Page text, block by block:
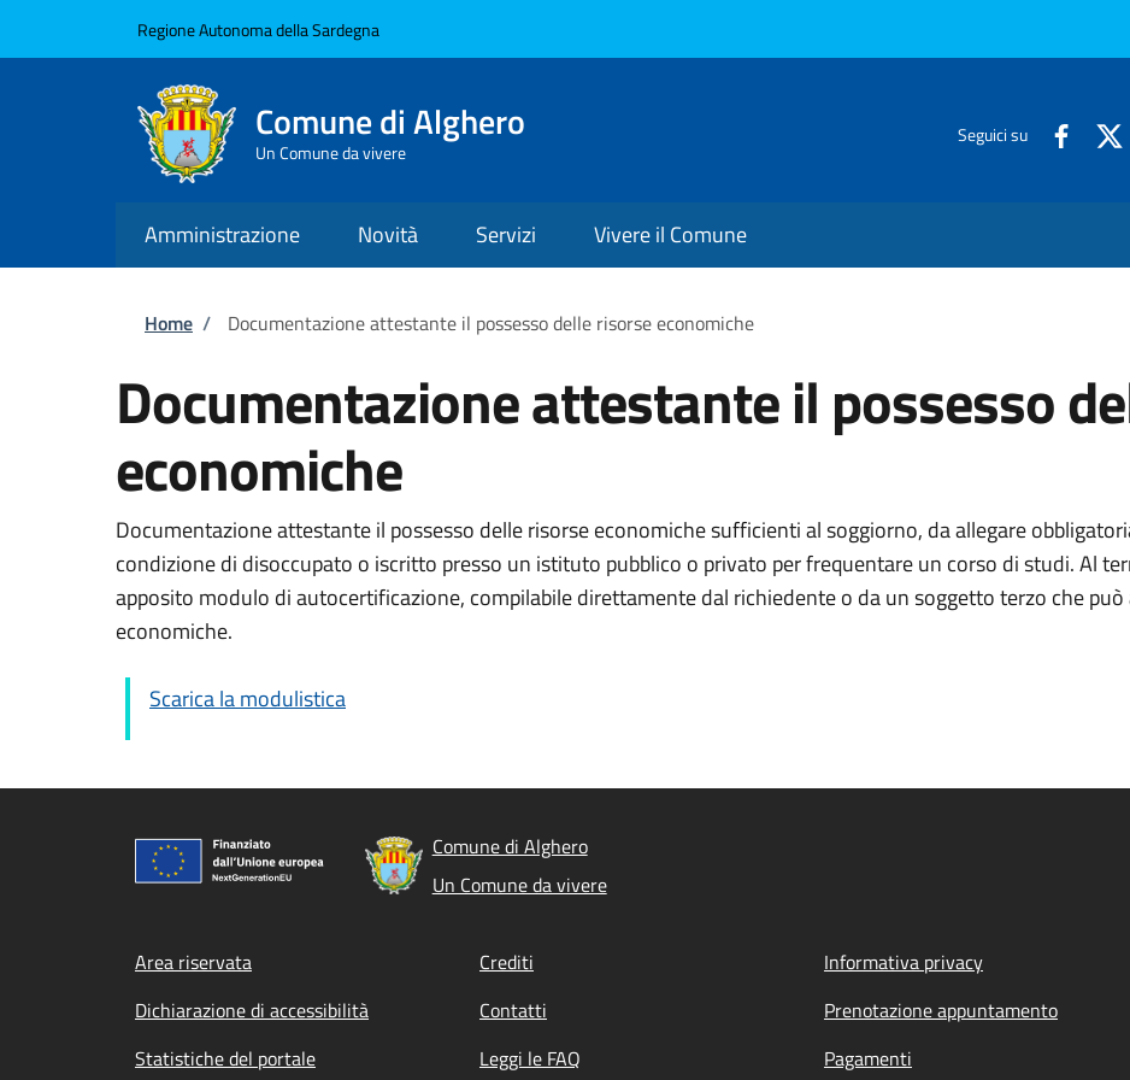
Regione Autonoma della Sardegna
Comune di Alghero
Un Comune da vivere
Seguici su
Amministrazione Novità Servizi Vivere il Comune
Briciole di pane
Home / Documentazione attestante il possesso delle risorse economiche
Documentazione attestante il possesso
economiche
Documentazione attestante il possesso delle risorse economiche sufficienti al soggiorno, da allegare
condizione di disoccupato o iscritto presso un istituto pubblico o privato per frequentare un corso di studi. Al
apposito modulo di autocertificazione, compilabile direttamente dal richiedente o da un soggetto terzo che
economiche.
Scarica la modulistica
Comune di Alghero
Un Comune da vivere
Footer menu
Area riservata Crediti Informativa privacy
Dichiarazione di accessibilità
Contatti Prenotazione appuntamento
Statistiche del portale
Leggi le FAQ Pagamenti